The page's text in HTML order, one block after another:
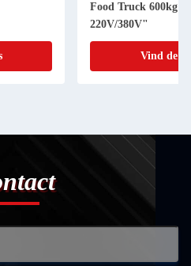
Food Truck 600kg Capaciteit
220V/380V"
Vind de beste prijs